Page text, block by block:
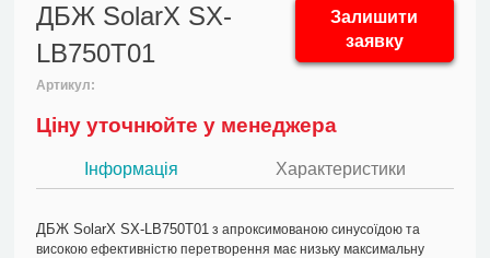
ДБЖ SolarX SX-
LB750T01
Залишити
заявку
Артикул:
Ціну уточнюйте у менеджера
Інформація Характеристики
ДБЖ SolarX SX-LB750T01 з апроксимованою синусоїдою та
високою ефективністю перетворення має низьку максимальну